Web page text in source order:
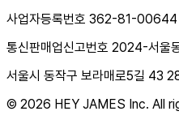
사업자등록번호 362-81-
통신판매업신고번호 2024-서울
서울시 동작구 보라매로5길
© 2026 HEY JAMES Inc. All